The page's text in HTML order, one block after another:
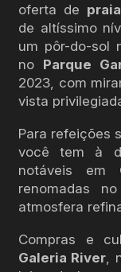
oferta de
de altíssimo
um pôr-do-sol
no Parque
2023, com
vista
Para refeições
você tem à
notáveis em
renomadas
atmosfera
Compras e
Galeria River ,